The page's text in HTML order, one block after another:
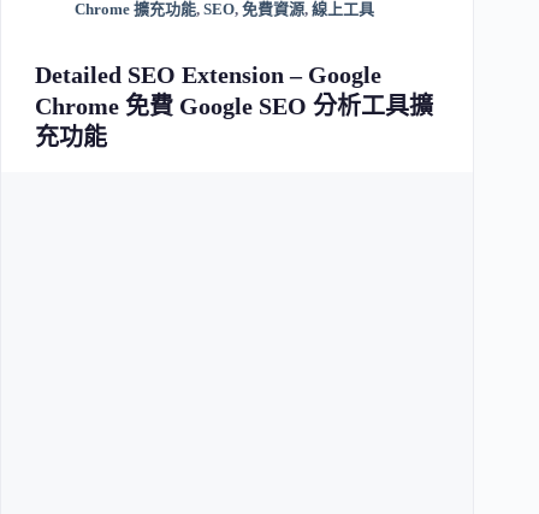
Chrome 擴充功能, SEO, 免費資源, 線上工具
Detailed SEO Extension – Google
Chrome 免費 Google SEO 分析工具擴
充功能